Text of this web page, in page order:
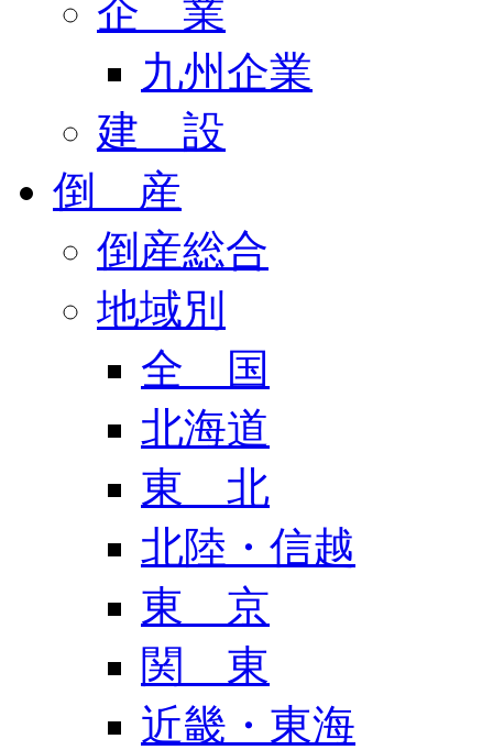
企 業
九州企業
建 設
倒 産
倒産総合
地域別
全 国
北海道
東 北
北陸・信越
東 京
関 東
近畿・東海